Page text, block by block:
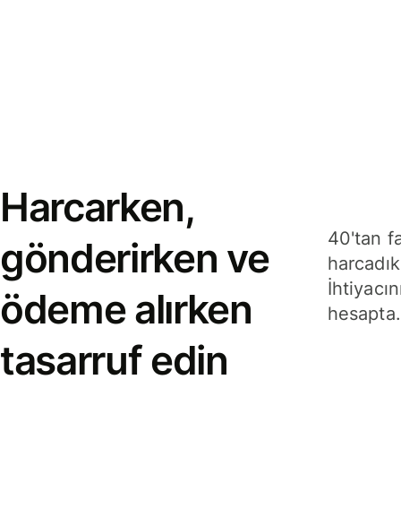
Harcarken,
gönderirken ve
ödeme alırken
tasarruf edin
40'tan
hesapta.